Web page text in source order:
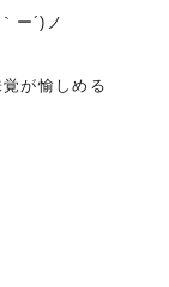
ー´)ノ
が愉しめる